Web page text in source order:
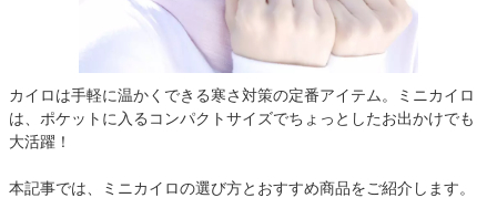
カイロは手軽に温かくできる寒さ対策の定番アイテム。ミニカイロ
は、ポケットに入るコンパクトサイズでちょっとしたお出かけでも
大活躍！
本記事では、ミニカイロの選び方とおすすめ商品をご紹介します。